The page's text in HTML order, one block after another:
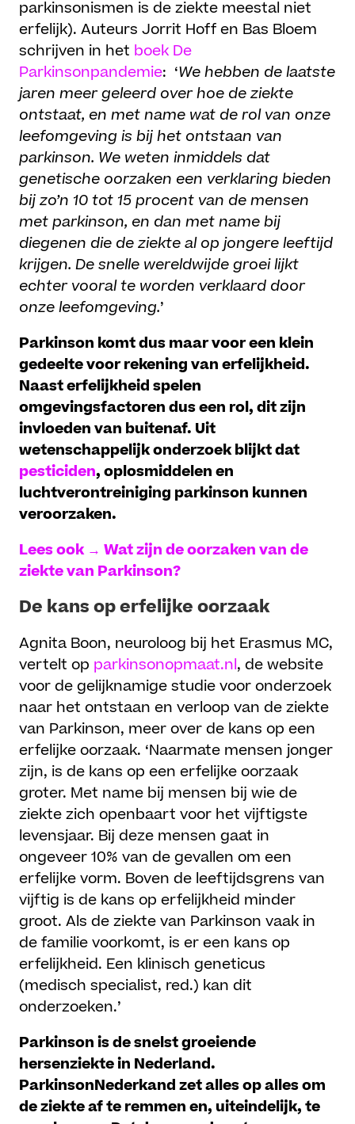
parkinsonismen is de ziekte meestal niet
erfelijk). Auteurs Jorrit Hoff en Bas Bloem
schrijven in het boek De
Parkinsonpandemie: ‘We hebben de laatste
jaren meer geleerd over hoe de ziekte
ontstaat, en met name wat de rol van onze
leefomgeving is bij het ontstaan van
parkinson. We weten inmiddels dat
genetische oorzaken een verklaring bieden
bij zo’n 10 tot 15 procent van de mensen
met parkinson, en dan met name bij
diegenen die de ziekte al op jongere leeftijd
krijgen. De snelle wereldwijde groei lijkt
echter vooral te worden verklaard door
onze leefomgeving.’
Parkinson komt dus maar voor een klein
gedeelte voor rekening van erfelijkheid.
Naast erfelijkheid spelen
omgevingsfactoren dus een rol, dit zijn
invloeden van buitenaf. Uit
wetenschappelijk onderzoek blijkt dat
pesticiden, oplosmiddelen en
luchtverontreiniging parkinson kunnen
veroorzaken.
Lees ook → Wat zijn de oorzaken van de
ziekte van Parkinson?
De kans op erfelijke oorzaak
Agnita Boon, neuroloog bij het Erasmus MC,
vertelt op parkinsonopmaat.nl, de website
voor de gelijknamige studie voor onderzoek
naar het ontstaan en verloop van de ziekte
van Parkinson, meer over de kans op een
erfelijke oorzaak. ‘Naarmate mensen jonger
zijn, is de kans op een erfelijke oorzaak
groter. Met name bij mensen bij wie de
ziekte zich openbaart voor het vijftigste
levensjaar. Bij deze mensen gaat in
ongeveer 10% van de gevallen om een
erfelijke vorm. Boven de leeftijdsgrens van
vijftig is de kans op erfelijkheid minder
groot. Als de ziekte van Parkinson vaak in
de familie voorkomt, is er een kans op
erfelijkheid. Een klinisch geneticus
(medisch specialist, red.) kan dit
onderzoeken.’
Parkinson is de snelst groeiende
hersenziekte in Nederland.
ParkinsonNederkand zet alles op alles om
de ziekte af te remmen en, uiteindelijk, te